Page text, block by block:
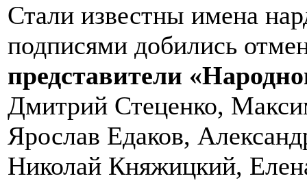
Стали известны имена
подписями добились
представители
Дмитрий Стеценко,
Ярослав Едаков,
Николай Княжицкий,